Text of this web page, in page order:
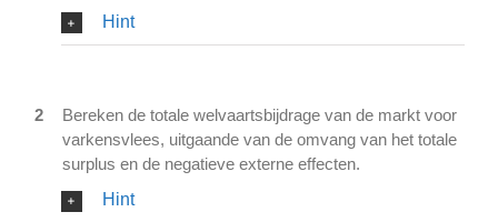
Hint
2
Bereken de totale welvaartsbijdrage van de markt voor
varkensvlees, uitgaande van de omvang van het totale
surplus en de negatieve externe effecten.
Hint